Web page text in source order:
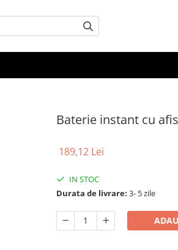
Baterie instant cu
189,12 Lei
IN STOC
Durata de livrare: 3- 5 zile